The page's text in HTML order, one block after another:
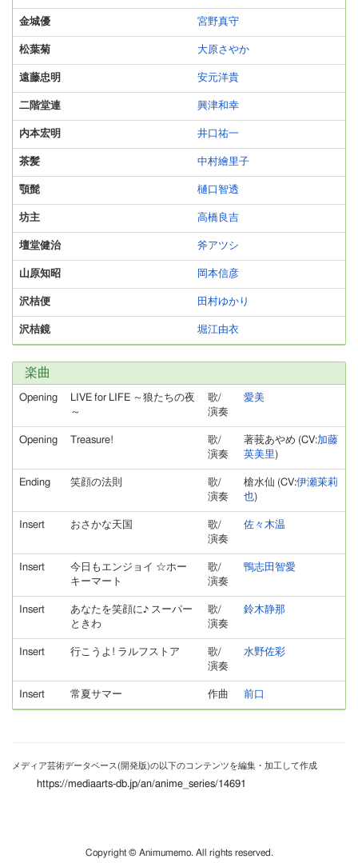
金城優 宮野真守
松葉菊 大原さやか
遠藤忠明 安元洋貴
二階堂連 興津和幸
内本宏明 井口祐一
茶髪 中村繪里子
顎髭 樋口智透
坊主 高橋良吉
壇堂健治 斧アツシ
山原知昭 岡本信彦
沢桔便 田村ゆかり
沢桔鏡 堀江由衣
楽曲
Opening
LIVE for LIFE ～狼たちの夜
～
歌/
演奏
愛美
Opening Treasure!
歌/
演奏
著莪あやめ (CV:加藤
英美里)
Ending 笑顔の法則
歌/
演奏
槍水仙 (CV:伊瀬茉莉
也)
Insert おさかな天国
歌/
演奏
佐々木温
Insert
今日もエンジョイ ☆ホー
キーマート
歌/
演奏
鴨志田智愛
Insert
あなたを笑顔に♪ スーパー
ときわ
歌/
演奏
鈴木静那
Insert 行こうよ! ラルフストア
歌/
演奏
水野佐彩
Insert 常夏サマー 作曲 前口
メディア芸術データベース(開発版)の以下のコンテンツを編集・加工して作成
https://mediaarts-db.jp/an/anime_series/14691
Copyright © Animumemo. All rights reserved.